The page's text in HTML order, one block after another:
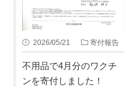
2026/05/21 寄付報告
不用品で4月分のワクチ
ンを寄付しました！